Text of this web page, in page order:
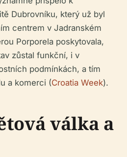
Dubrovníku, který už byl
centrem v Jadranském
Porporela poskytovala,
zůstal funkční, i v
podmínkách, a tím
a komerci (Croatia Week).
válka a